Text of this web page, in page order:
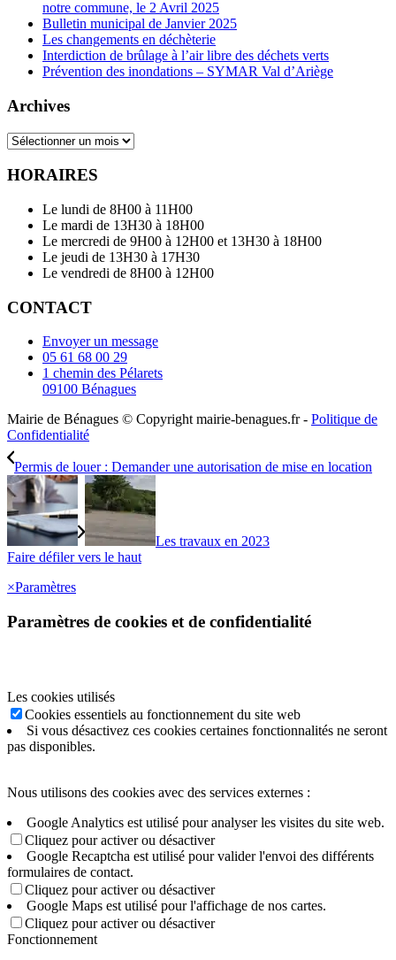
notre commune, le 2 Avril 2025
Bulletin municipal de Janvier 2025
Les changements en déchèterie
Interdiction de brûlage à l’air libre des déchets verts
Prévention des inondations – SYMAR Val d’Ariège
Archives
Archives
HORAIRES
Le lundi de 8H00 à 11H00
Le mardi de 13H30 à 18H00
Le mercredi de 9H00 à 12H00 et 13H30 à 18H00
Le jeudi de 13H30 à 17H30
Le vendredi de 8H00 à 12H00
CONTACT
Envoyer un message
05 61 68 00 29
1 chemin des Pélarets
09100 Bénagues
Mairie de Bénagues © Copyright mairie-benagues.fr - Politique de
Confidentialité
Permis de louer : Demander une autorisation de mise en location
Les travaux en 2023
Faire défiler vers le haut
×Paramètres
Paramètres de cookies et de confidentialité
Les cookies utilisés
Cookies essentiels au fonctionnement du site web
Si vous désactivez ces cookies certaines fonctionnalités ne seront
pas disponibles.
Nous utilisons des cookies avec des services externes :
Google Analytics est utilisé pour analyser les visites du site web.
Cliquez pour activer ou désactiver
Google Recaptcha est utilisé pour valider l'envoi des différents
formulaires de contact.
Cliquez pour activer ou désactiver
Google Maps est utilisé pour l'affichage de nos cartes.
Cliquez pour activer ou désactiver
Fonctionnement